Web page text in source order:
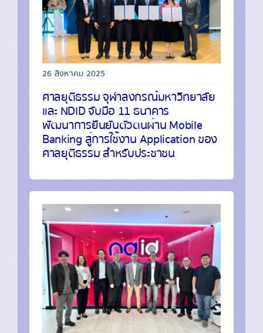
26 สิงหาคม 2025
ศาลยุติธรรม จุฬาลงกรณ์มหาวิทยาลัย
และ NDID จับมือ 11 ธนาคาร
พัฒนาการยืนยันตัวตนผ่าน Mobile
Banking สู่การใช้งาน Application ของ
ศาลยุติธรรม สำหรับประชาชน